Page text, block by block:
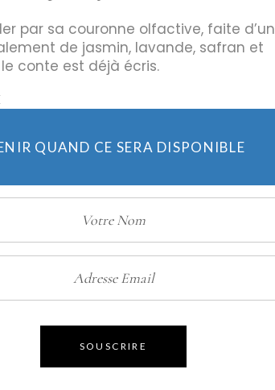
Huiles
par sa couronne olfactive, faite d’un
de jasmin, lavande, safran et
conte est déjà écris.
QUAND CE SERA DISPONIBLE
SOUSCRIRE